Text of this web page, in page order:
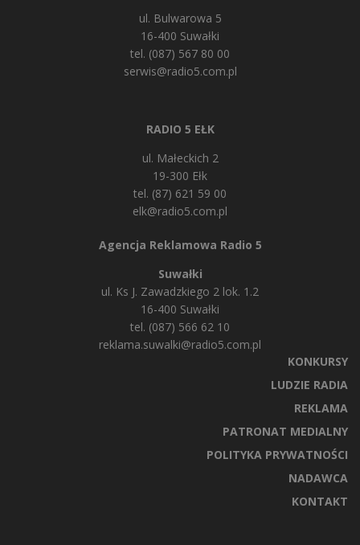
ul. Bulwarowa 5
16-400 Suwałki
tel. (087) 567 80 00
serwis@radio5.com.pl
RADIO 5 EŁK
ul. Małeckich 2
19-300 Ełk
tel. (87) 621 59 00
elk@radio5.com.pl
Agencja Reklamowa Radio 5
Suwałki
ul. Ks J. Zawadzkiego 2 lok. 1.2
16-400 Suwałki
tel. (087) 566 62 10
reklama.suwalki@radio5.com.pl
KONKURSY
LUDZIE RADIA
REKLAMA
PATRONAT MEDIALNY
POLITYKA PRYWATNOŚCI
NADAWCA
KONTAKT